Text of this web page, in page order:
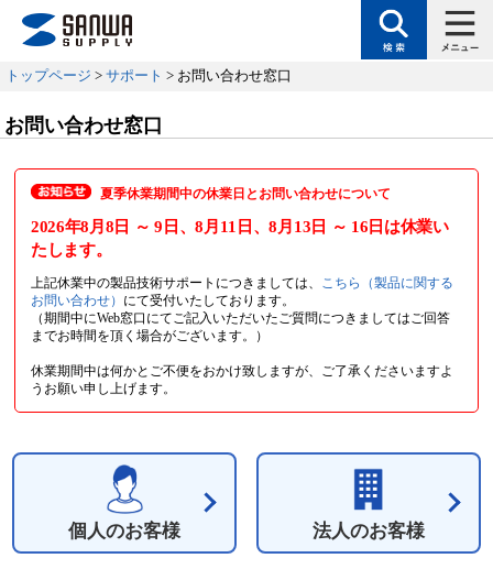
トップページ > サポート > お問い合わせ窓口
お問い合わせ窓口
夏季休業期間中の休業日とお問い合わせについて
2026年8月8日 ～ 9日 、8月11日 、8月13日 ～ 16日 は休業い
たします。
上記休業中の製品技術サポートにつきましては、
こちら（製品に関する
お問い合わせ） にて受付いたしております。
（期間中にWeb窓口にてご記入いただいたご質問につきましてはご回答
までお時間を頂く場合がございます。）
休業期間中は何かとご不便をおかけ致しますが、ご了承くださいますよ
うお願い申し上げます。
個人のお客様 法人のお客様